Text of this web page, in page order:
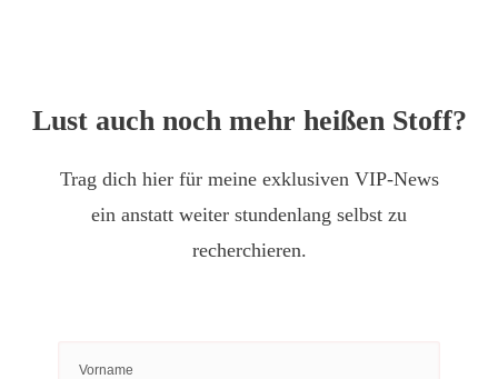
Lust auch noch mehr heißen Stoff?
Trag dich hier für meine exklusiven VIP-News
ein anstatt weiter stundenlang selbst zu
recherchieren.